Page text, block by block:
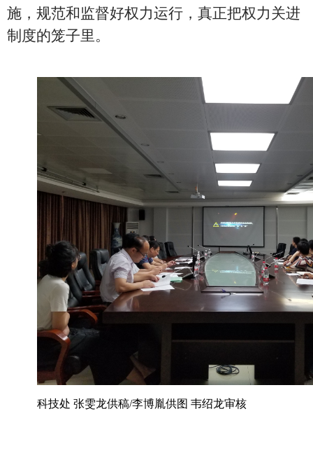
施，规范和监督好权力运行，真正把权力关进
制度的笼子里。
科技处 张雯龙供稿/李博胤供图 韦绍龙审核